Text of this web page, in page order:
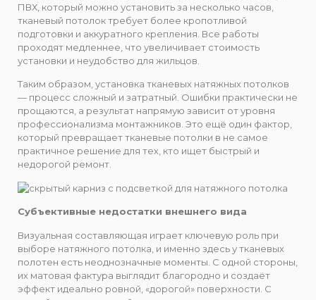
ПВХ, который можно установить за несколько часов,
тканевый потолок требует более кропотливой
подготовки и аккуратного крепления. Все работы
проходят медленнее, что увеличивает стоимость
установки и неудобство для жильцов.
Таким образом, установка тканевых натяжных потолков
— процесс сложный и затратный. Ошибки практически не
прощаются, а результат напрямую зависит от уровня
профессионализма монтажников. Это ещё один фактор,
который превращает тканевые потолки в не самое
практичное решение для тех, кто ищет быстрый и
недорогой ремонт.
Субъективные недостатки внешнего вида
Визуальная составляющая играет ключевую роль при
выборе натяжного потолка, и именно здесь у тканевых
полотен есть неоднозначные моменты. С одной стороны,
их матовая фактура выглядит благородно и создаёт
эффект идеально ровной, «дорогой» поверхности. С